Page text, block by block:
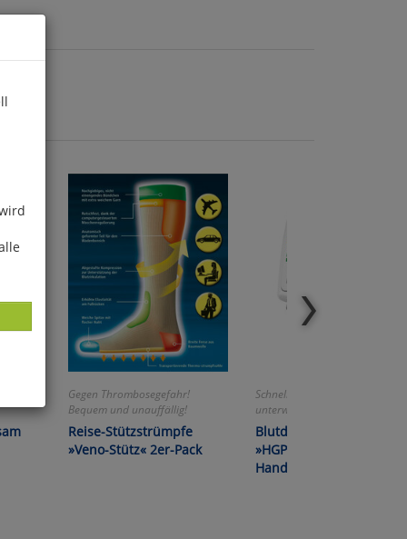
Gegen Thrombosegefahr!
Bequem und unauffällig!
Reise-Stützstrümpfe
»Veno-Stütz« 2er-Pack
Schnell, genau und ideal für
unterwegs!
Blutdruckmessgerät
»HGP-30« für das
Handgelenk